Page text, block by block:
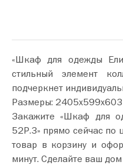
«Шкаф для одежды
стильный элемент
подчеркнет
Размеры:
Закажите «Шкаф для
52Р.3» прямо сейчас по цене
товар в корзину и
минут. Сделайте ваш